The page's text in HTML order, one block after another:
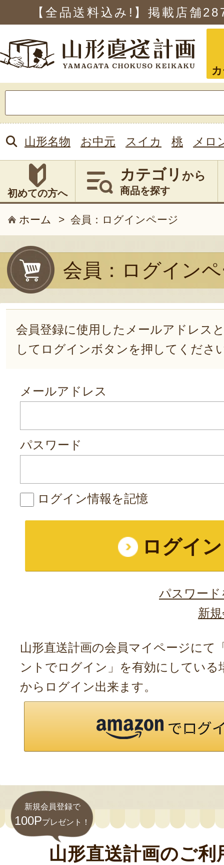
【全品送料込み!】掲載店舗
索:
山形名物 お中元 スイカ 桃 メロ
初めての方へ
カテゴリ から
商品を探す
ホーム > 会員：ログインページ
会員：ログイン
会員登録に使用したメールアドレス
してログインボタンを押してくださ
メールアドレス
パスワード
ログイン情報を記憶
パスワー
新
山形直送計画の会員マイページにて
ントでログイン」を有効にしている
からログイン出来ます。
新規会員登録で
100Pプレゼント！
山形直送計画のご利